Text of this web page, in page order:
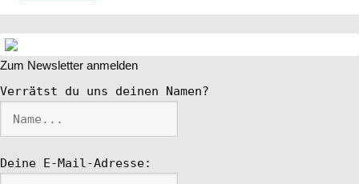
News
Wing und Foil
SUP-Events
Zum Newsletter anmelden
Verrätst du uns deinen Namen?
Deine E-Mail-Adresse: